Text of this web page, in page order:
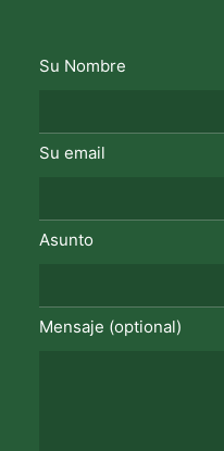
Su Nombre
Su email
Asunto
Mensaje (optional)